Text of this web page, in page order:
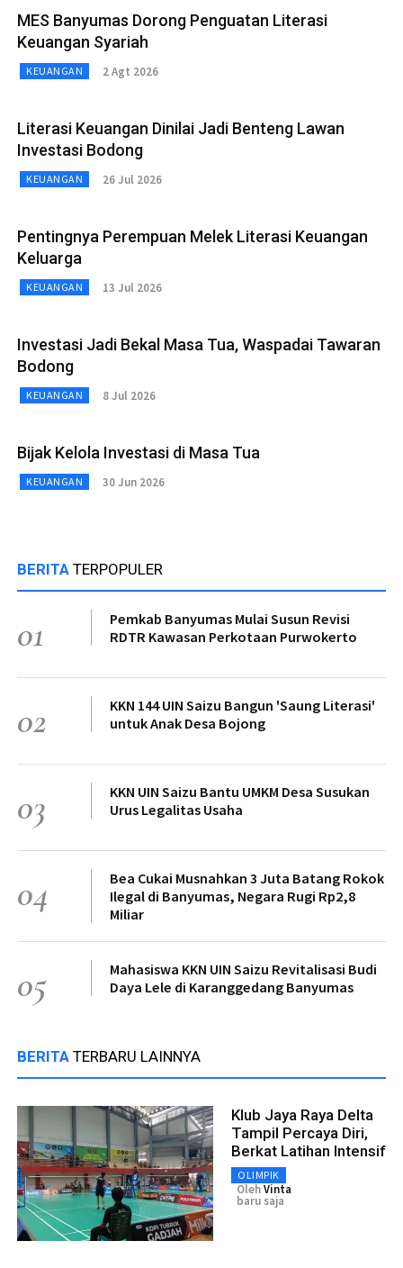
MES Banyumas Dorong Penguatan Literasi
Keuangan Syariah
KEUANGAN 2 Agt 2026
Literasi Keuangan Dinilai Jadi Benteng Lawan
Investasi Bodong
KEUANGAN 26 Jul 2026
Pentingnya Perempuan Melek Literasi Keuangan
Keluarga
KEUANGAN 13 Jul 2026
Investasi Jadi Bekal Masa Tua, Waspadai Tawaran
Bodong
KEUANGAN 8 Jul 2026
Bijak Kelola Investasi di Masa Tua
KEUANGAN 30 Jun 2026
BERITA TERPOPULER
01
Pemkab Banyumas Mulai Susun Revisi
RDTR Kawasan Perkotaan Purwokerto
02
KKN 144 UIN Saizu Bangun 'Saung Literasi'
untuk Anak Desa Bojong
03
KKN UIN Saizu Bantu UMKM Desa Susukan
Urus Legalitas Usaha
04
Bea Cukai Musnahkan 3 Juta Batang Rokok
Ilegal di Banyumas, Negara Rugi Rp2,8
Miliar
05
Mahasiswa KKN UIN Saizu Revitalisasi Budi
Daya Lele di Karanggedang Banyumas
BERITA TERBARU LAINNYA
Klub Jaya Raya Delta
Tampil Percaya Diri,
Berkat Latihan Intensif
OLIMPIK
OlehVinta
baru saja